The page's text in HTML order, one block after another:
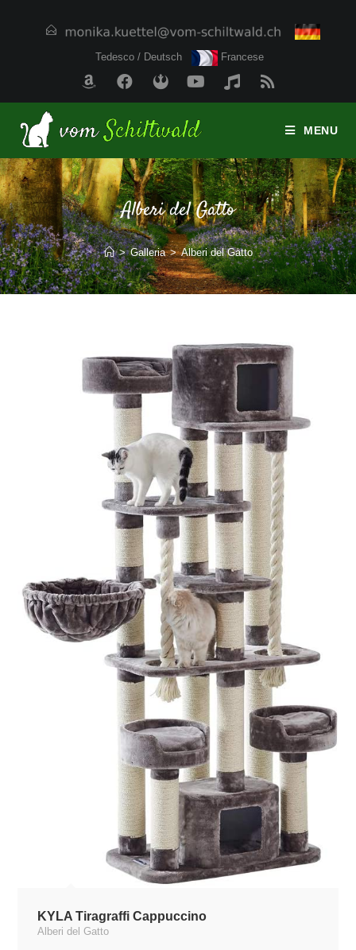
Tedesco / Deutsch Francese
MENU
Alberi del Gatto
> Galleria > Alberi del Gatto
KYLA Tiragraffi Cappuccino
Alberi del Gatto